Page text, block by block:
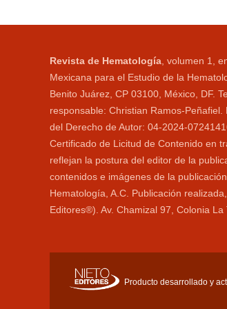
Revista de Hematología , volumen 1,
Mexicana para el Estudio de la
Benito Juárez, CP 03100, México, DF.
responsable: Christian Ramos-
del Derecho de Autor: 04-2024-
Certificado de Licitud de Contenido en
reflejan la postura del editor de la
contenidos e imágenes de la
Hematología, A.C. Publicación
Editores®). Av. Chamizal 97, Colonia
Producto desarrollado y